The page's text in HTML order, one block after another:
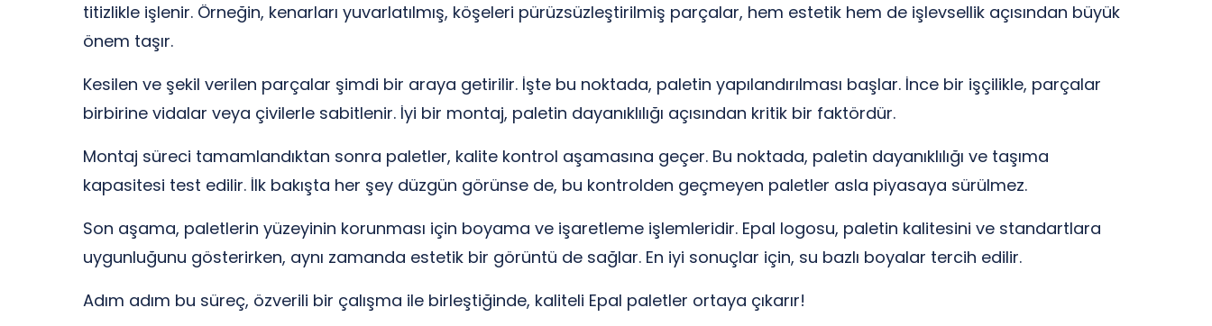
titizlikle işlenir. Örneğin, kenarları yuvarlatılmış, köşeleri pürüzsüzleştirilmiş parçalar, hem estetik hem de işlevsellik açısından büyük
önem taşır.
Kesilen ve şekil verilen parçalar şimdi bir araya getirilir. İşte bu noktada, paletin yapılandırılması başlar. İnce bir işçilikle, parçalar
birbirine vidalar veya çivilerle sabitlenir. İyi bir montaj, paletin dayanıklılığı açısından kritik bir faktördür.
Montaj süreci tamamlandıktan sonra paletler, kalite kontrol aşamasına geçer. Bu noktada, paletin dayanıklılığı ve taşıma
kapasitesi test edilir. İlk bakışta her şey düzgün görünse de, bu kontrolden geçmeyen paletler asla piyasaya sürülmez.
Son aşama, paletlerin yüzeyinin korunması için boyama ve işaretleme işlemleridir. Epal logosu, paletin kalitesini ve standartlara
uygunluğunu gösterirken, aynı zamanda estetik bir görüntü de sağlar. En iyi sonuçlar için, su bazlı boyalar tercih edilir.
Adım adım bu süreç, özverili bir çalışma ile birleştiğinde, kaliteli Epal paletler ortaya çıkarır!